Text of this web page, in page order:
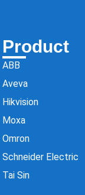
Product
ABB
Aveva
Hikvision
Moxa
Omron
Schneider Electric
Tai Sin